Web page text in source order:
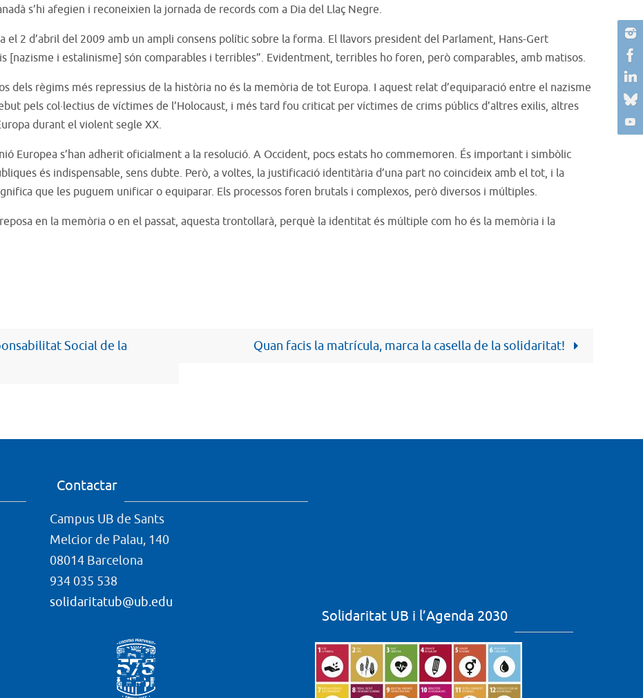
s’hi afegien i reconeixien la jornada de records com a Dia del Llaç Negre.
el 2 d’abril del 2009 amb un ampli consens polític sobre la forma. El llavors president del Parlament, Hans-Gert
[nazisme i estalinisme] són comparables i terribles”. Evidentment, terribles ho foren, però comparables, amb matisos.
dels règims més repressius de la història no és la memòria de tot Europa. I aquest relat d’equiparació entre el nazisme
pels col·lectius de víctimes de l’Holocaust, i més tard fou criticat per víctimes de crims públics d’altres exilis, altres
durant el violent segle XX.
Europea s’han adherit oficialment a la resolució. A Occident, pocs estats ho commemoren. És important i simbòlic
és indispensable, sens dubte. Però, a voltes, la justificació identitària d’una part no coincideix amb el tot, i la
que les puguem unificar o equiparar. Els processos foren brutals i complexos, però diversos i múltiples.
en la memòria o en el passat, aquesta trontollarà, perquè la identitat és múltiple com ho és la memòria i la
Social de la
Quan facis la matrícula, marca la casella de la solidaritat!
Contactar
Campus UB de Sants
Melcior de Palau, 140
08014 Barcelona
934 035 538
solidaritatub@ub.edu
Solidaritat UB i l’Agenda 2030